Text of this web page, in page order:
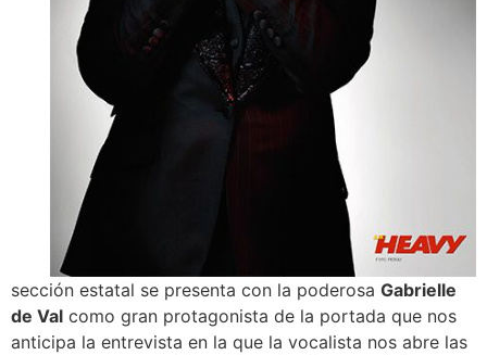
sección estatal se presenta con la poderosa Gabrielle
de Val como gran protagonista de la portada que nos
anticipa la entrevista en la que la vocalista nos abre las